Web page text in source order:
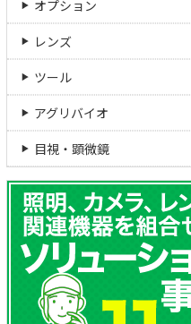
オプション
レンズ
ツール
アグリバイオ
目視・顕微鏡